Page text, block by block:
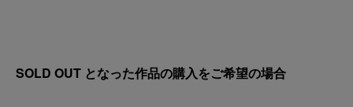
SOLD OUT となった作品の購入をご希望の場合